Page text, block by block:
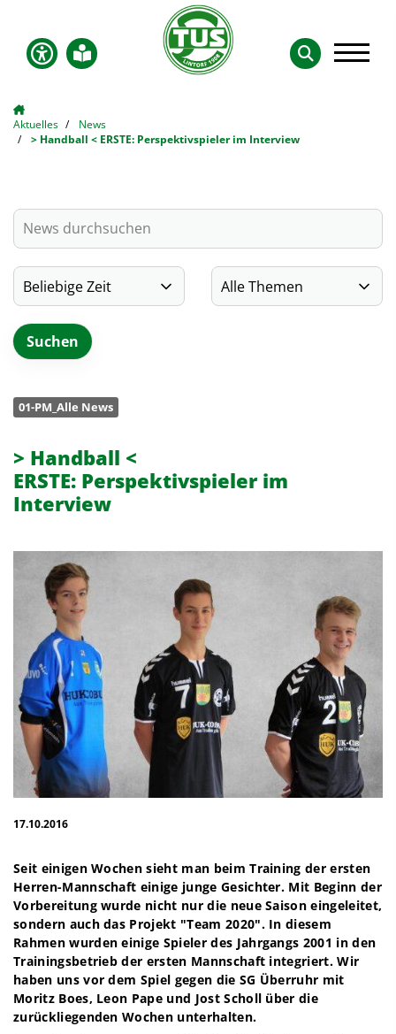
Aktuelles
News
> Handball < ERSTE: Perspektivspieler im Interview
01-PM_Alle News
> Handball <
ERSTE: Perspektivspieler im
Interview
17.10.2016
Seit einigen Wochen sieht man beim Training der ersten
Herren-Mannschaft einige junge Gesichter. Mit Beginn der
Vorbereitung wurde nicht nur die neue Saison eingeleitet,
sondern auch das Projekt "Team 2020". In diesem
Rahmen wurden einige Spieler des Jahrgangs 2001 in den
Trainingsbetrieb der ersten Mannschaft integriert. Wir
haben uns vor dem Spiel gegen die SG Überruhr mit
Moritz Boes, Leon Pape und Jost Scholl über die
zurückliegenden Wochen unterhalten.